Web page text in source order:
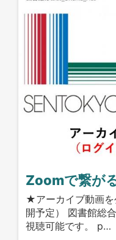
Zoomで繋が
★アーカイブ動画を
開予定） 図書館総
視聴可能です。 p…